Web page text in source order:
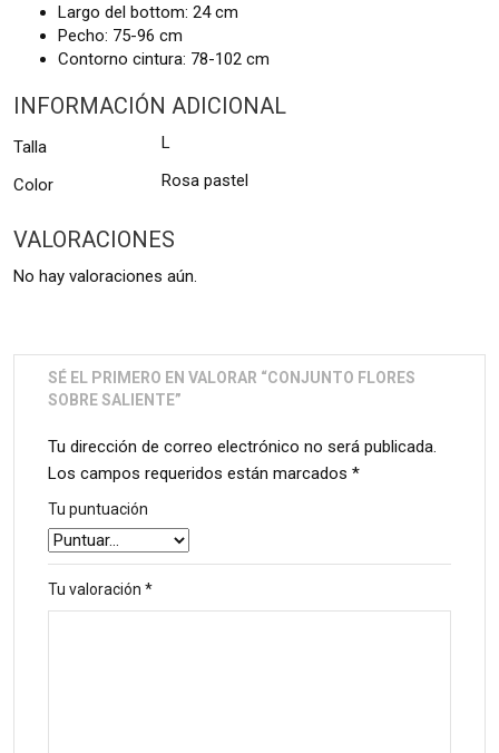
Largo del bottom: 24 cm
Pecho: 75-96 cm
Contorno cintura: 78-102 cm
INFORMACIÓN ADICIONAL
Talla L
Color Rosa pastel
VALORACIONES
No hay valoraciones aún.
SÉ EL PRIMERO EN VALORAR “CONJUNTO FLORES
SOBRE SALIENTE”
Tu dirección de correo electrónico no será publicada.
Los campos requeridos están marcados *
Tu puntuación
Tu valoración *